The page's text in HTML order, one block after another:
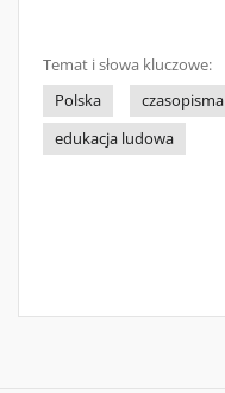
Temat i słowa kluczowe:
Polska
czasopisma
edukacja ludowa